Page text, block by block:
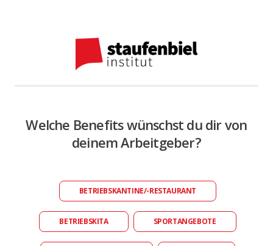
Welche Benefits wünschst du dir von
deinem Arbeitgeber?
BETRIEBSKANTINE/-RESTAURANT
BETRIEBSKITA SPORTANGEBOTE